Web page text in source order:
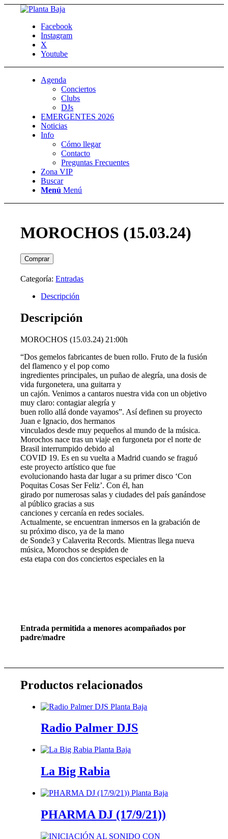
Facebook
Instagram
X
Youtube
Agenda
Conciertos
Clubs
DJs
EMERGENTES 2026
Noticias
Info
Cómo llegar
Contacto
Preguntas Frecuentes
Zona VIP
Buscar
Menú Menú
MOROCHOS (15.03.24)
Comprar
Categoría:Entradas
Descripción
Descripción
MOROCHOS (15.03.24) 21:00h
“Dos gemelos fabricantes de buen rollo. Fruto de la fusión
del flamenco y el pop como
ingredientes principales, un puñao de alegría, una dosis de
vida furgonetera, una guitarra y
un cajón. Venimos a cantaros nuestra vida con un objetivo
muy claro: contagiar alegría y
buen rollo allá donde vayamos”. Así definen su proyecto
Juan e Ignacio, dos hermanos
vinculados desde muy pequeños al mundo de la música.
Morochos nace tras un viaje en furgoneta por el norte de
Brasil interrumpido debido al
COVID 19. Es en su vuelta a Madrid cuando se fraguó
este proyecto artístico que fue
evolucionando hasta dar lugar a su primer disco ‘Con
Poquitas Cosas Ser Feliz’. Con él, han
girado por numerosas salas y ciudades del país ganándose
al público gracias a sus
canciones y cercanía en redes sociales.
Actualmente, se encuentran inmersos en la grabación de
su próximo disco, ya de la mano
de Sonde3 y Calaverita Records. Mientras llega nueva
música, Morochos se despiden de
esta etapa con dos conciertos especiales en la
Entrada permitida a menores acompañados por
padre/madre
Productos relacionados
Radio Palmer DJS
La Big Rabia
PHARMA DJ (17/9/21))